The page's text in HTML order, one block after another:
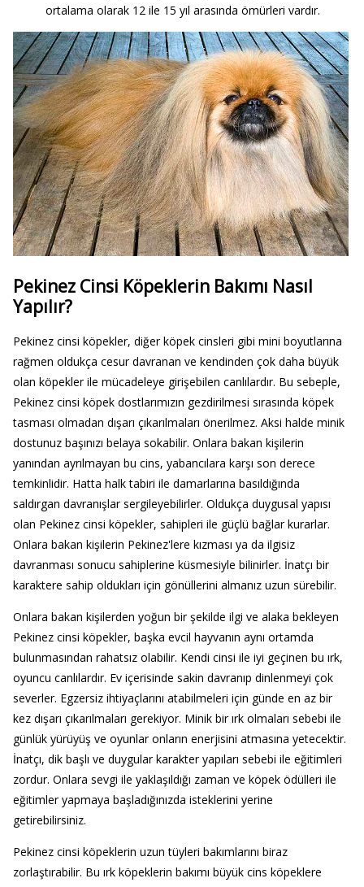
ortalama olarak 12 ile 15 yıl arasında ömürleri vardır.
Pekinez Cinsi Köpeklerin Bakımı Nasıl
Yapılır?
Pekinez cinsi köpekler, diğer köpek cinsleri gibi mini boyutlarına
rağmen oldukça cesur davranan ve kendinden çok daha büyük
olan köpekler ile mücadeleye girişebilen canlılardır. Bu sebeple,
Pekinez cinsi köpek dostlarımızın gezdirilmesi sırasında köpek
tasması olmadan dışarı çıkarılmaları önerilmez. Aksi halde minik
dostunuz başınızı belaya sokabilir. Onlara bakan kişilerin
yanından ayrılmayan bu cins, yabancılara karşı son derece
temkinlidir. Hatta halk tabiri ile damarlarına basıldığında
saldırgan davranışlar sergileyebilirler. Oldukça duygusal yapısı
olan Pekinez cinsi köpekler, sahipleri ile güçlü bağlar kurarlar.
Onlara bakan kişilerin Pekinez'lere kızması ya da ilgisiz
davranması sonucu sahiplerine küsmesiyle bilinirler. İnatçı bir
karaktere sahip oldukları için gönüllerini almanız uzun sürebilir.
Onlara bakan kişilerden yoğun bir şekilde ilgi ve alaka bekleyen
Pekinez cinsi köpekler, başka evcil hayvanın aynı ortamda
bulunmasından rahatsız olabilir. Kendi cinsi ile iyi geçinen bu ırk,
oyuncu canlılardır. Ev içerisinde sakin davranıp dinlenmeyi çok
severler. Egzersiz ihtiyaçlarını atabilmeleri için günde en az bir
kez dışarı çıkarılmaları gerekiyor. Minik bir ırk olmaları sebebi ile
günlük yürüyüş ve oyunlar onların enerjisini atmasına yetecektir.
İnatçı, dik başlı ve duygular karakter yapıları sebebi ile eğitimleri
zordur. Onlara sevgi ile yaklaşıldığı zaman ve köpek ödülleri ile
eğitimler yapmaya başladığınızda isteklerini yerine
getirebilirsiniz.
Pekinez cinsi köpeklerin uzun tüyleri bakımlarını biraz
zorlaştırabilir. Bu ırk köpeklerin bakımı büyük cins köpeklere